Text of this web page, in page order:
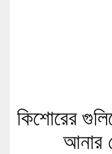
কিশোরের
আনার